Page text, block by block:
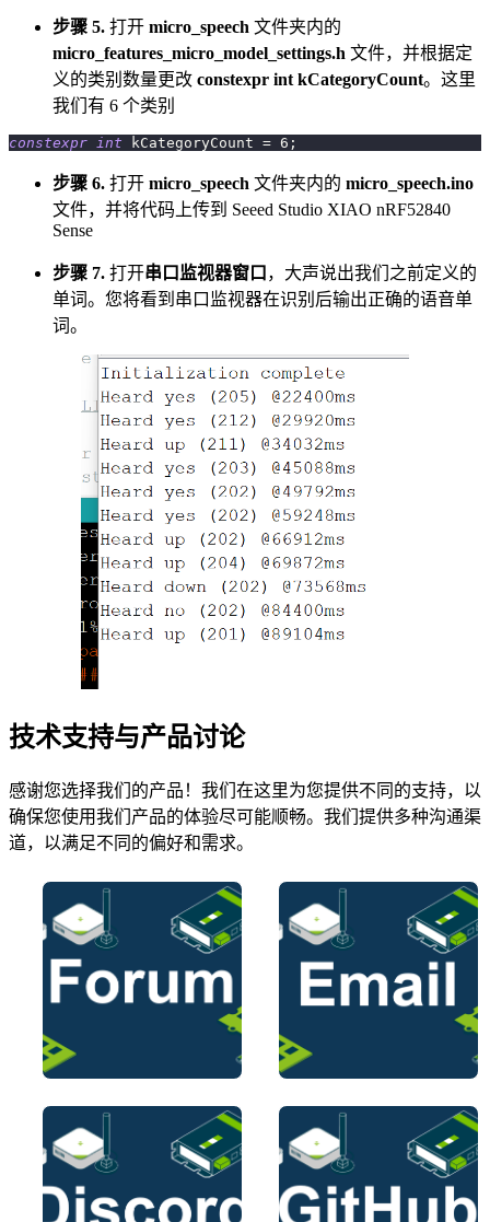
步骤 5. 打开 micro_speech 文件夹内的
micro_features_micro_model_settings.h 文件，并根据定
义的类别数量更改 constexpr int kCategoryCount。这里
我们有 6 个类别
constexpr int kCategoryCount = 6 ;
步骤 6. 打开 micro_speech 文件夹内的 micro_speech.ino
文件，并将代码上传到 Seeed Studio XIAO nRF52840
Sense
步骤 7. 打开串口监视器窗口 ，大声说出我们之前定义的
单词。您将看到串口监视器在识别后输出正确的语音单
词。
技术支持与产品讨论
感谢您选择我们的产品！我们在这里为您提供不同的支持，以
确保您使用我们产品的体验尽可能顺畅。我们提供多种沟通渠
道，以满足不同的偏好和需求。